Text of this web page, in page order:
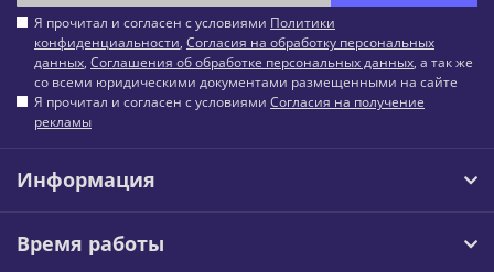
Я прочитал и согласен с условиями Политики
конфиденциальности, Согласия на обработку персональных
данных, Соглашения об обработке персональных данных, а так же
со всеми юридическими документами размещенными на сайте
Я прочитал и согласен с условиями Согласия на получение
рекламы
Информация
Время работы